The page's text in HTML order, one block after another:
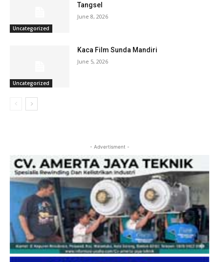
Uncategorized
Tangsel
June 8, 2026
Uncategorized
Kaca Film Sunda Mandiri
June 5, 2026
- Advertisment -